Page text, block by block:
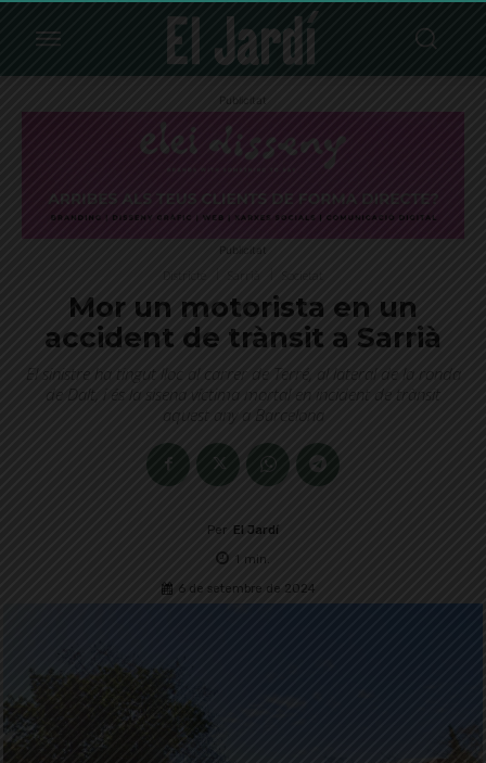
Publicitat
Publicitat
Mor un motorista en un
accident de trànsit a Sarrià
El sinistre ha tingut lloc al carrer de Terré, al lateral de la ronda
de Dalt, i és la sisena víctima mortal en incident de trànsit
aquest any a Barcelona
Per El Jardí
1 min.
6 de setembre de 2024